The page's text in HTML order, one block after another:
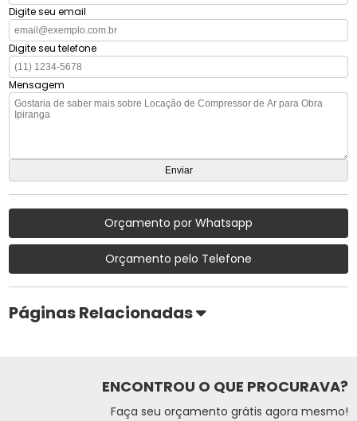
Digite seu email
Digite seu telefone
Mensagem
Orçamento por Whatsapp
Orçamento pelo Telefone
Páginas Relacionadas
ENCONTROU O QUE PROCURAVA?
Faça seu orçamento grátis agora mesmo!